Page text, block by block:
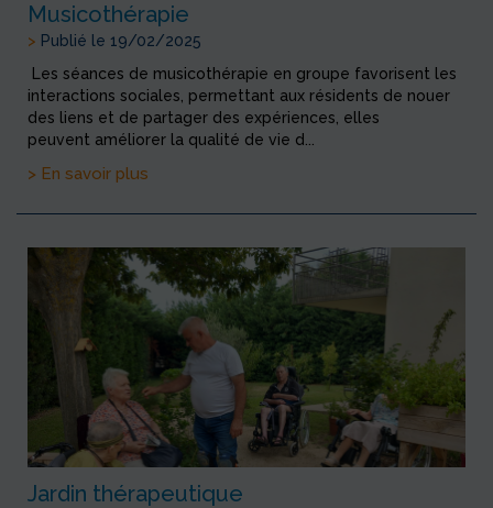
Musicothérapie
> Publié le 19/02/2025
Les séances de musicothérapie en groupe favorisent les
interactions sociales, permettant aux résidents de nouer
des liens et de partager des expériences, elles
peuvent améliorer la qualité de vie d...
> En savoir plus
Jardin thérapeutique